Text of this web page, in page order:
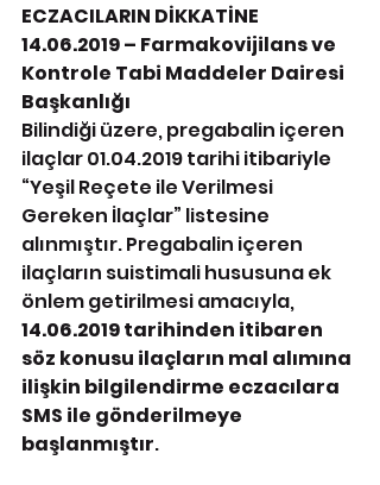
ECZACILARIN DİKKATİNE
14.06.2019 – Farmakovijilans ve
Kontrole Tabi Maddeler Dairesi
Başkanlığı
Bilindiği üzere, pregabalin içeren
ilaçlar 01.04.2019 tarihi itibariyle
“Yeşil Reçete ile Verilmesi
Gereken İlaçlar” listesine
alınmıştır. Pregabalin içeren
ilaçların suistimali hususuna ek
önlem getirilmesi amacıyla,
14.06.2019 tarihinden itibaren
söz konusu ilaçların mal alımına
ilişkin bilgilendirme eczacılara
SMS ile gönderilmeye
başlanmıştır.